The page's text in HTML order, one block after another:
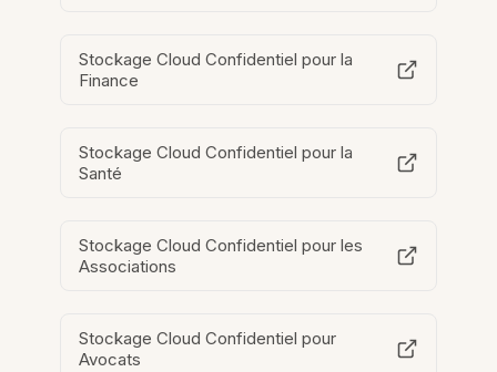
Stockage Cloud Confidentiel pour la
Finance
Stockage Cloud Confidentiel pour la
Santé
Stockage Cloud Confidentiel pour les
Associations
Stockage Cloud Confidentiel pour
Avocats